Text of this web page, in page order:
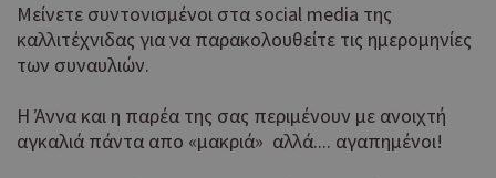
Μείνετε συντονισμένοι στα social media της
καλλιτέχνιδας για να παρακολουθείτε τις ημερομηνίες
των συναυλιών.
Η Άννα και η παρέα της σας περιμένουν με ανοιχτή
αγκαλιά πάντα απο «μακριά» αλλά.... αγαπημένοι!